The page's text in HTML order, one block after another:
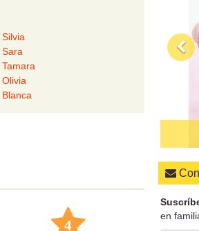
Silvia
Sara
Tamara
Olivia
Blanca
4
en